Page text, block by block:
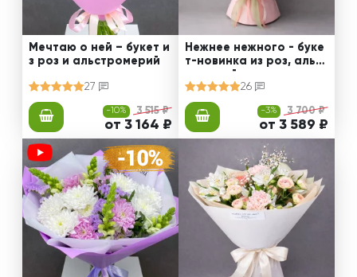
Мечтаю о ней – букет и
з роз и альстромерий
27
-10% 3 515 ₽
от 3 164 ₽
Нежнее нежного - буке
т-новинка из роз, альст
ромерий и калл
26
-3% 3 700 ₽
от 3 589 ₽